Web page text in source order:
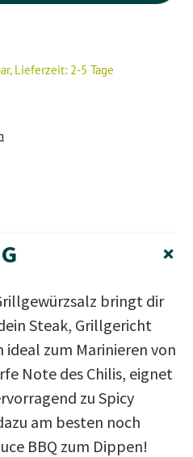
Lieferzeit: 2-5 Tage
+
bringt dir
Steak, Grillgericht
ideal zum Marinieren von
Note des Chilis, eignet
zu Spicy
am besten noch
BBQ zum Dippen!